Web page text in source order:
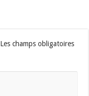
Les champs obligatoires